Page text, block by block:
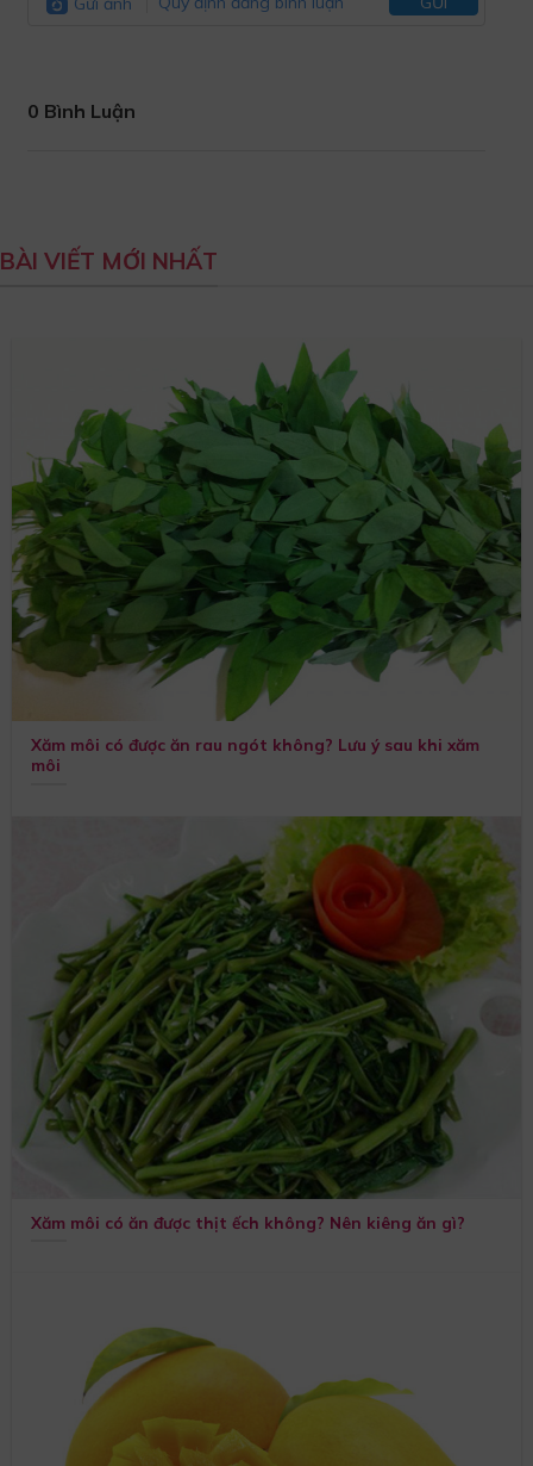
0 Bình Luận
BÀI VIẾT MỚI NHẤT
Xăm môi có được ăn rau ngót không? Lưu ý sau khi xăm
môi
Xăm môi có ăn được thịt ếch không? Nên kiêng ăn gì?